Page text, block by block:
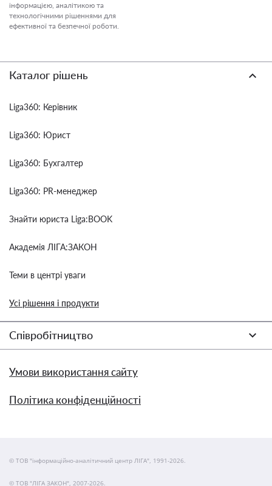
інформацією, аналітикою та
технологічними рішеннями для
ефективної та безпечної роботи.
Каталог рішень
Liga360: Керівник
Liga360: Юрист
Liga360: Бухгалтер
Liga360: PR-менеджер
Знайти юриста Liga:BOOK
Академія ЛІГА:ЗАКОН
Теми в центрі уваги
Усі рішення і продукти
Співробітництво
Умови використання сайту
Політика конфіденційності
© ТОВ "інформаційно-аналітичний центр ЛІГА", 1991-2026.
© ТОВ "ЛІГА ЗАКОН", 2007-2026.